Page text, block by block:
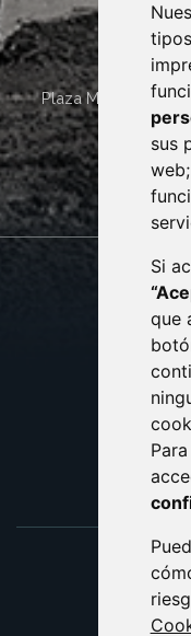
sus
web;
Si
que
Plaza Mayor 4
·